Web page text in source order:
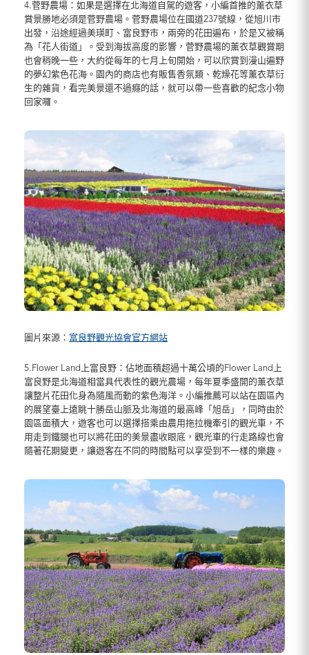
4.菅野農場：如果是選擇在北海道自駕的遊客，小編首推的薰衣草
賞景勝地必須是菅野農場。菅野農場位在國道237號線，從旭川市
出發，沿途經過美瑛町、富良野市，兩旁的花田遍布，於是又被稱
為「花人街道」。受到海拔高度的影響，菅野農場的薰衣草觀賞期
也會稍晚一些，大約從每年的七月上旬開始，可以欣賞到漫山遍野
的夢幻紫色花海。園內的商店也有販售香氛類、乾燥花等薰衣草衍
生的雜貨，看完美景還不過癮的話，就可以帶一些喜歡的紀念小物
回家囉。
圖片來源： 富良野觀光協會官方網站
5.Flower Land上富良野：佔地面積超過十萬公頃的Flower Land上
富良野是北海道相當具代表性的觀光農場，每年夏季盛開的薰衣草
讓整片花田化身為隨風而動的紫色海洋。小編推薦可以站在園區內
的展望臺上遠眺十勝岳山脈及北海道的最高峰「旭岳」，同時由於
園區面積大，遊客也可以選擇搭乘由農用拖拉機牽引的觀光車，不
用走到鐵腿也可以將花田的美景盡收眼底，觀光車的行走路線也會
隨著花期變更，讓遊客在不同的時間點可以享受到不一樣的樂趣。